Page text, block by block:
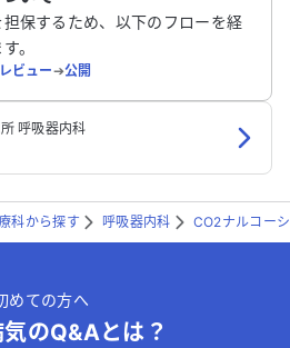
送信する
保するため、以下のフローを経
。
ビュー➔公開
呼吸器内科
科から探す 呼吸器内科 CO2ナルコー
めての方へ
のQ&Aとは？